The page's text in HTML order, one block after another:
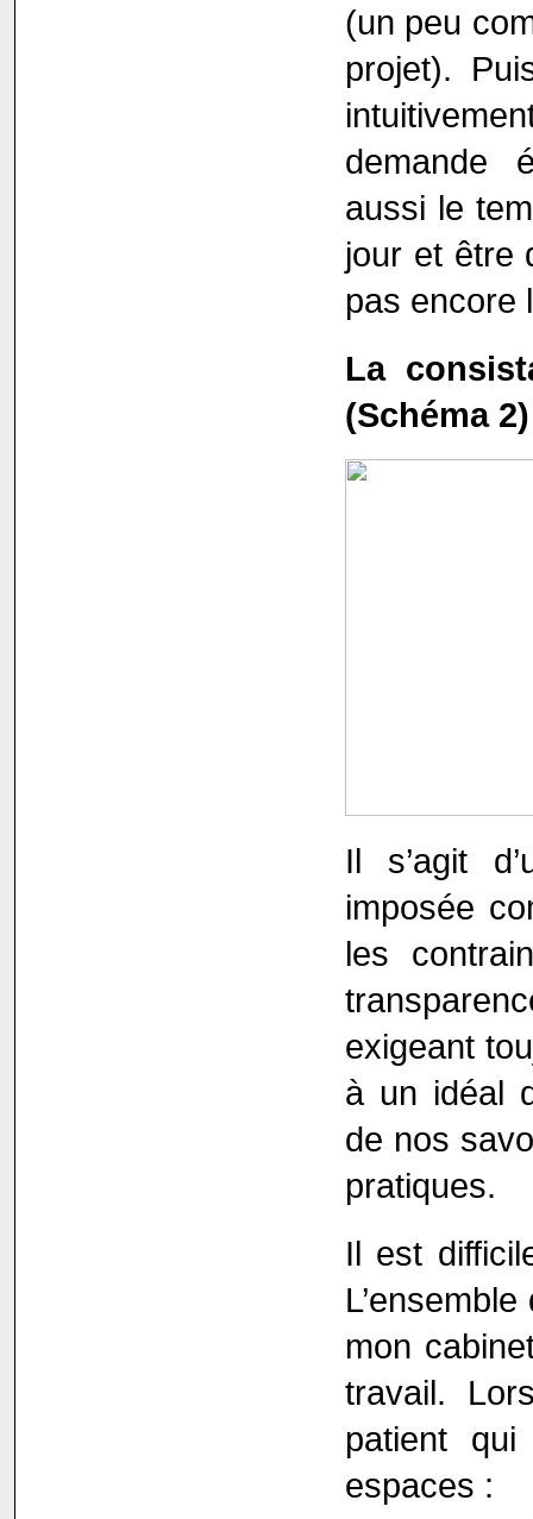
(un peu
projet).
demande
aussi le
jour et être
pas encore
La
(Schéma 2)
Il s’agit
imposée
les
exigeant
à un idéal
de nos
pratiques.
Il est
mon
travail.
patient
espaces :